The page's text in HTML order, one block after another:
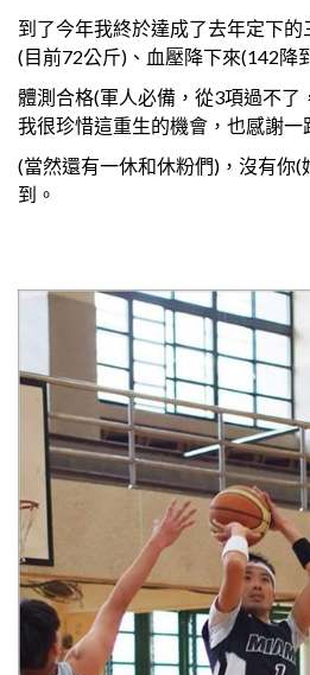
到了今年我終於達成了去年定下
(目前72公斤)、血壓降下來(142降
體測合格(軍人必備，從3項過不了
我很珍惜這重生的機會，也感謝
(當然還有一休和休粉們)，沒有你
到。